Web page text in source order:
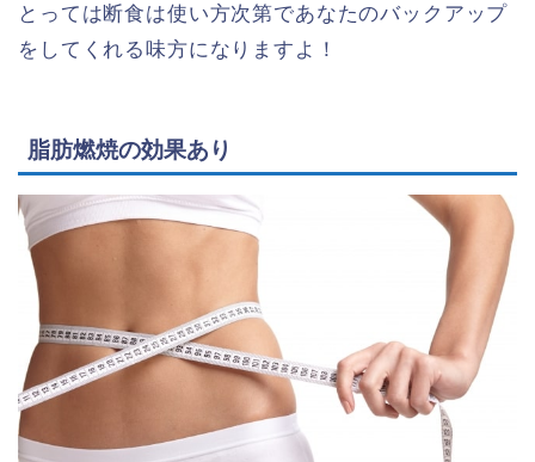
とっては断食は使い方次第であなたのバックアップ
をしてくれる味方になりますよ！
脂肪燃焼の効果あり